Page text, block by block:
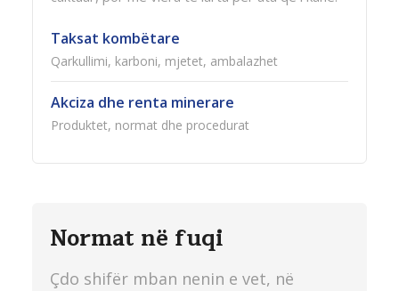
Taksat kombëtare
Qarkullimi, karboni, mjetet, ambalazhet
Akciza dhe renta minerare
Produktet, normat dhe procedurat
Normat në fuqi
Çdo shifër mban nenin e vet, në